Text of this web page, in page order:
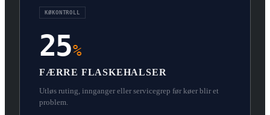
KØKONTROLL
25%
FÆRRE FLASKEHALSER
Utløs ruting, innganger eller servicegrep før køer blir et
problem.